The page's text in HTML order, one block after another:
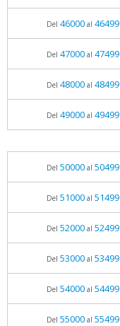
Del 46000al 46499
Del 47000al 47499
Del 48000al 48499
Del 49000al 49499
Del 50000al 50499
Del 51000al 51499
Del 52000al 52499
Del 53000al 53499
Del 54000al 54499
Del 55000al 55499